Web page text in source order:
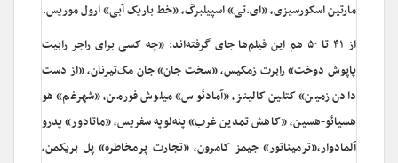
‌مارتین اسکورسیزی، «ای.تی» اسپیلبرگ، «خط باریک آبی» ارول موریس.
از ۴۱ تا ۵۰ هم این فیلم‌ها جای گرفته‌اند: «چه کسی برای راجر رابیت
پاپوش دوخت» رابرت زمکیس، «سخت جان» جان مک‌تیرنان، «از دست
دادن زمین» کتلین کالینز، «آمادئوس» میلوش فورمن، «شهرغم» هو
هسیائو-هسین، «کاهش تمدین غرب» پنه‌لوپه سفریس، «ماتادور» پدرو
آلمادوار،«ترمیناتور» جیمز کامرون، «تجارت پرمخاطره» پل بریکمن،